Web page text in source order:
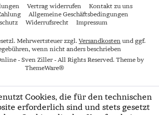
Vertrag widerrufen
Kontakt zu uns
Allgemeine Geschäftsbedingungen
Widerrufsrecht Impressum
Mehrwertsteuer zzgl. Versandkosten und ggf.
wenn nicht anders beschrieben
- Sven Ziller - All Rights Reserved. Theme by
ThemeWare®
Cookies, die für den technischen
erforderlich sind und stets gesetzt